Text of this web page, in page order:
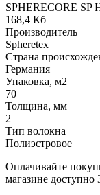
SPHERECORE
168,4 Кб
Производитель
Spheretex
Страна
Германия
Упаковка, м2
70
Толщина, мм
2
Тип волокна
Полиэстровое
Оплачивайте
магазине доступно